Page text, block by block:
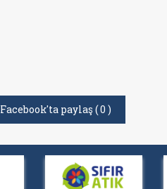
Facebook'ta paylaş (0 )